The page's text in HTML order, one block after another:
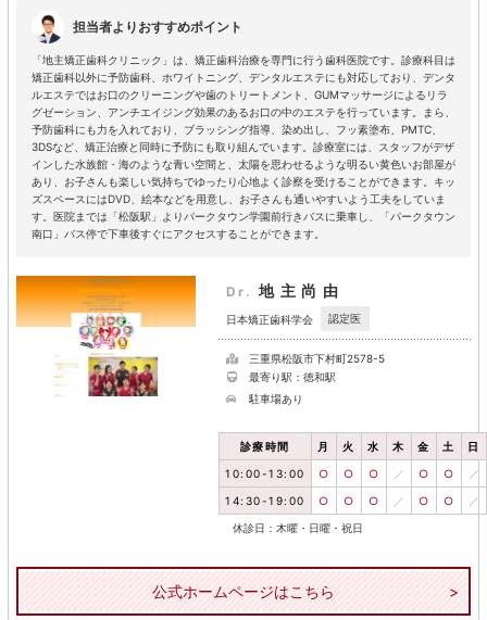
担当者よりおすすめポイント
「地主矯正歯科クリニック」は、矯正歯科治療を専門に行う歯科医院です。診療科目は
矯正歯科以外に予防歯科、ホワイトニング、デンタルエステにも対応しており、デンタ
ルエステではお口のクリーニングや歯のトリートメント、GUMマッサージによるリラ
グゼーション、アンチエイジング効果のあるお口の中のエステを行っています。まら、
予防歯科にも力を入れており、ブラッシング指導、染め出し、フッ素塗布、PMTC、
3DSなど、矯正治療と同時に予防にも取り組んでいます。診療室には、スタッフがデザ
インした水族館・海のような青い空間と、太陽を思わせるような明るい黄色いお部屋が
あり、お子さんも楽しい気持ちでゆったり心地よく診察を受けることができます。キッ
ズスペースにはDVD、絵本などを用意し、お子さんも通いやすいよう工夫をしていま
す。医院までは「松阪駅」よりパークタウン学園前行きバスに乗車し、「パークタウン
南口」バス停で下車後すぐにアクセスすることができます。
Dr. 地主尚由
日本矯正歯科学会 認定医
三重県松阪市下村町2578-5
最寄り駅：徳和駅
駐車場あり
診療時間 月 火 水 木 金 土 日
10:00-13:00 ○ ○ ○ ／ ○ ○ ／
14:30-19:00 ○ ○ ○ ／ ○ ○ ／
休診日：木曜・日曜・祝日
公式ホームページはこちら